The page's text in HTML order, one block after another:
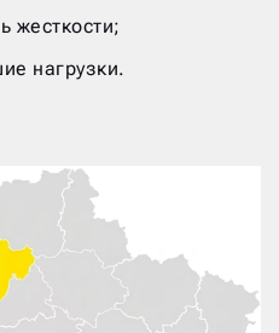
жесткости;
нагрузки.